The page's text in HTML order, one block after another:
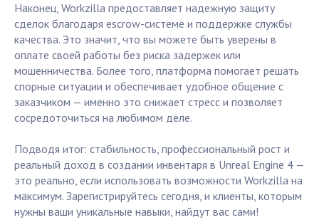
Наконец, Workzilla предоставляет надежную защиту
сделок благодаря escrow-системе и поддержке службы
качества. Это значит, что вы можете быть уверены в
оплате своей работы без риска задержек или
мошенничества. Более того, платформа помогает решать
спорные ситуации и обеспечивает удобное общение с
заказчиком — именно это снижает стресс и позволяет
сосредоточиться на любимом деле.
Подводя итог: стабильность, профессиональный рост и
реальный доход в создании инвентаря в Unreal Engine 4 —
это реально, если использовать возможности Workzilla на
максимум. Зарегистрируйтесь сегодня, и клиенты, которым
нужны ваши уникальные навыки, найдут вас сами!